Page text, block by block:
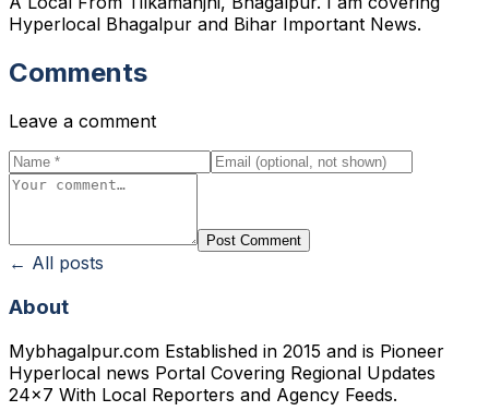
Hyperlocal Bhagalpur and Bihar Important News.
Comments
Leave a comment
Post Comment
← All posts
About
Mybhagalpur.com Established in 2015 and is Pioneer
Hyperlocal news Portal Covering Regional Updates
24x7 With Local Reporters and Agency Feeds.